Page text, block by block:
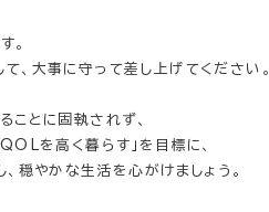
。
、大事に守って差し上げてください。
ことに固執されず、
を高く暮らす」を目標に、
穏やかな生活を心がけましょう。